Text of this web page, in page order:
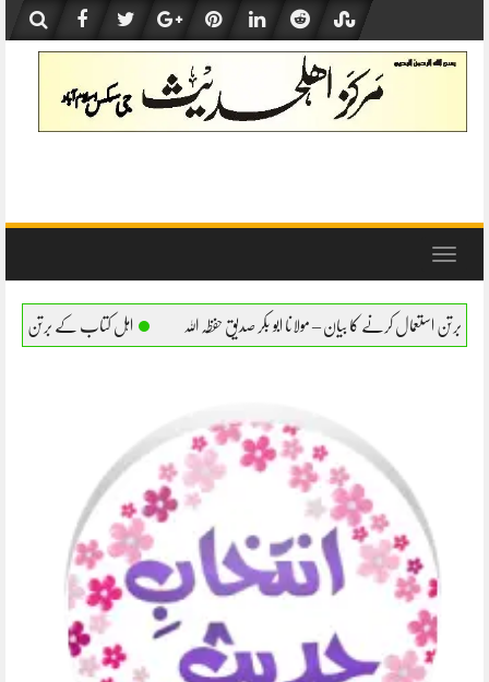
content
Toggle
مولانا ابو بکر صدیق حفظہ اللہ اہل کتاب کے برتن استعمال کرنے کا بیان – مولانا ابو